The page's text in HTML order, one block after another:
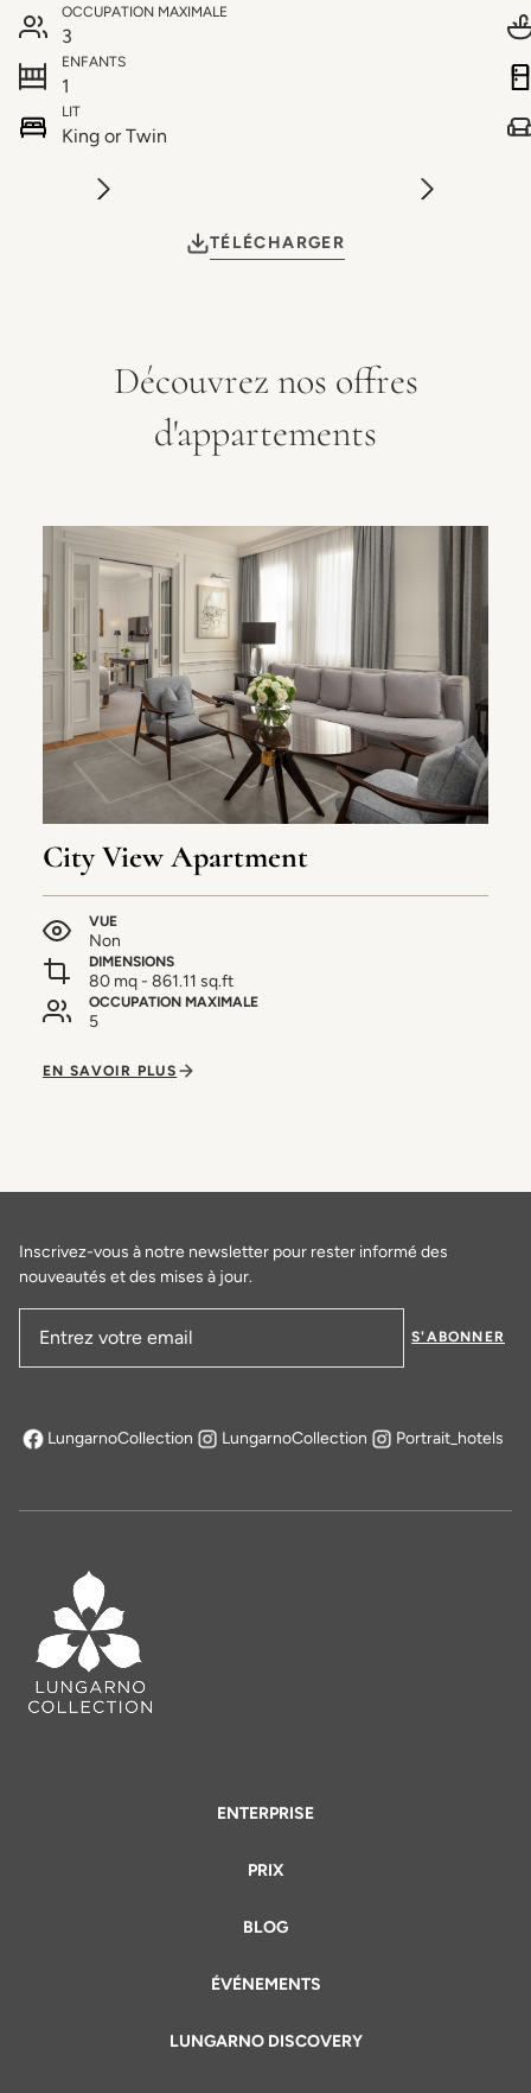
OCCUPATION MAXIMALE
3
ENFANTS
1
LIT
King or Twin
TÉLÉCHARGER
Découvrez nos offres
d'appartements
City View Apartment
VUE
Non
DIMENSIONS
80 mq - 861.11 sq.ft
OCCUPATION MAXIMALE
5
EN SAVOIR PLUS
ENTERPRISE
PRIX
BLOG
ÉVÉNEMENTS
LUNGARNO DISCOVERY
Inscrivez-vous à notre newsletter pour rester informé des
nouveautés et des mises à jour.
S'ABONNER
LungarnoCollection
s'ouvre dans un nouvel onglet
LungarnoCollection Portrait_hotels